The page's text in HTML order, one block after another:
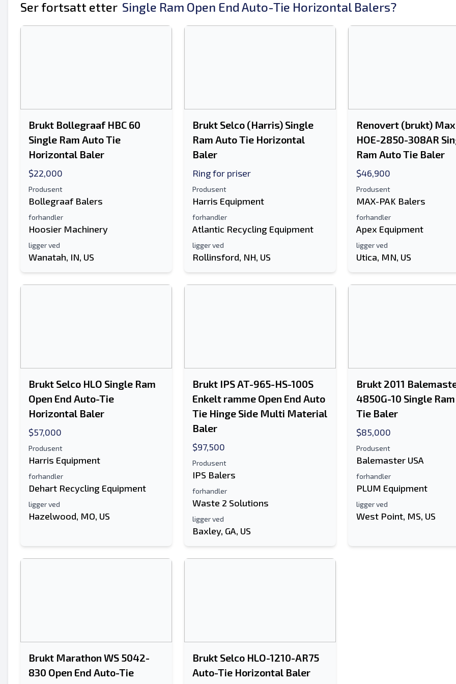
Ser fortsatt etter Single Ram Open End Auto-Tie Horizontal Balers?
Brukt Bollegraaf HBC 60
Single Ram Auto Tie
Horizontal Baler
$22,000
Produsent
Bollegraaf Balers
forhandler
Hoosier Machinery
ligger ved
Wanatah, IN, US
Brukt Selco (Harris) Single
Ram Auto Tie Horizontal
Baler
Ring for priser
Produsent
Harris Equipment
forhandler
Atlantic Recycling Equipment
ligger ved
Rollinsford, NH, US
Renovert (brukt)
HOE-2850-308AR
Ram Auto Tie Baler
$46,900
Produsent
MAX-PAK Balers
forhandler
Apex Equipment
ligger ved
Utica, MN, US
Brukt Selco HLO Single Ram
Open End Auto-Tie
Horizontal Baler
$57,000
Produsent
Harris Equipment
forhandler
Dehart Recycling Equipment
ligger ved
Hazelwood, MO, US
Brukt IPS AT-965-HS-100S
Enkelt ramme Open End Auto
Tie Hinge Side Multi Material
Baler
$97,500
Produsent
IPS Balers
forhandler
Waste 2 Solutions
ligger ved
Baxley, GA, US
Brukt 2011
4850G-10 Single
Tie Baler
$85,000
Produsent
Balemaster USA
forhandler
PLUM Equipment
ligger ved
West Point, MS, US
Brukt Marathon WS 5042-
830 Open End Auto-Tie
Brukt Selco HLO-1210-AR75
Auto-Tie Horizontal Baler